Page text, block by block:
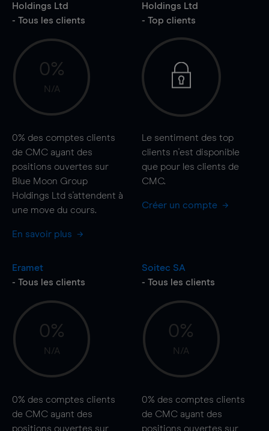
Holdings Ltd
- Tous les clients
0%
N/A
0% des comptes clients
de CMC ayant des
positions ouvertes sur
Blue Moon Group
Holdings Ltd s'attendent à
une move du cours.
En savoir plus
Holdings Ltd
- Top clients
Le sentiment des top
clients n'est disponible
que pour les clients de
CMC.
Créer un compte
Eramet
- Tous les clients
0%
N/A
0% des comptes clients
de CMC ayant des
positions ouvertes sur
Soitec SA
- Tous les clients
0%
N/A
0% des comptes clients
de CMC ayant des
positions ouvertes sur